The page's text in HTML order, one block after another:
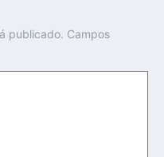
publicado. Campos